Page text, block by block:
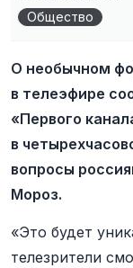
Общество
О необычном
в телеэфире
«Первого
в
вопросы
Мороз.
«Это будет
телезрители